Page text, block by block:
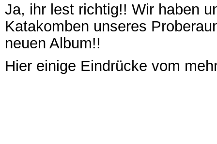
Ja, ihr lest richtig!! Wir haben
Katakomben unseres
neuen Album!!
Hier einige Eindrücke vom